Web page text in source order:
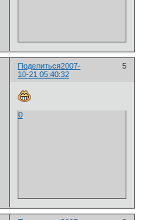
Поделиться 5
2007-
10-21 05:40:32
0